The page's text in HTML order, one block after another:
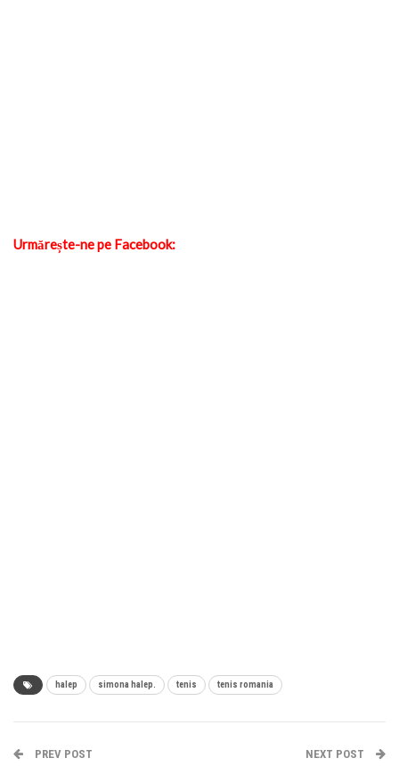
Urmărește-ne pe Facebook:
halep simona halep. tenis tenis romania
PREV POST NEXT POST